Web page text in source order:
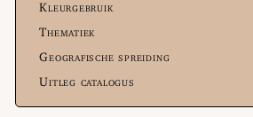
Kleurgebruik
Thematiek
Geografische spreiding
Uitleg catalogus